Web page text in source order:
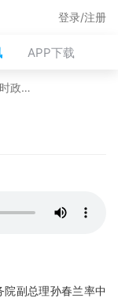
APP下载
登录/注册
2020年2月2日时政考点
副总理孙春兰率中